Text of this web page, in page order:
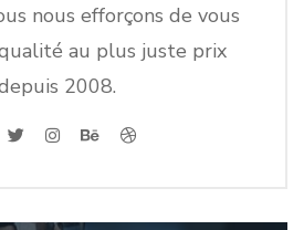
nous efforçons de vous
au plus juste prix
2008.